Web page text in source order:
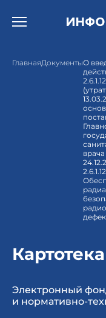
Открыть бургер
ГлавнаяДокументыО
Электронный
и нормативно-